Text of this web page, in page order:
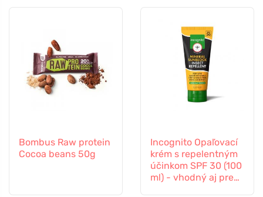
Bombus Raw protein
Cocoa beans 50g
Incognito Opaľovací
krém s repelentným
účinkom SPF 30 (100
ml) - vhodný aj pre